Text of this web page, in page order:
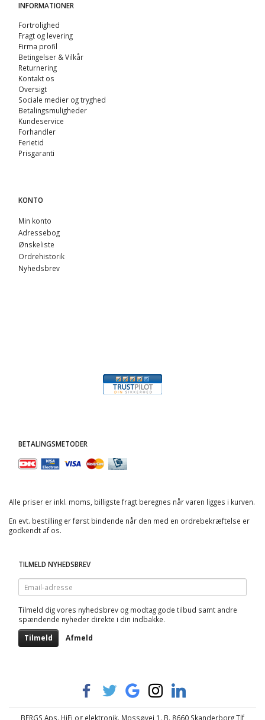
INFORMATIONER
Fortrolighed
Fragt og levering
Firma profil
Betingelser & Vilkår
Returnering
Kontakt os
Oversigt
Sociale medier og tryghed
Betalingsmuligheder
Kundeservice
Forhandler
Ferietid
Prisgaranti
KONTO
Min konto
Adressebog
Ønskeliste
Ordrehistorik
Nyhedsbrev
BETALINGSMETODER
Alle priser er inkl. moms, billigste fragt beregnes når varen ligges i kurven.
En evt. bestilling er først bindende når den med en ordrebekræftelse er
godkendt af os.
TILMELD NYHEDSBREV
Email-
adresse
Tilmeld dig vores nyhedsbrev og modtag gode tilbud samt andre
spændende nyheder direkte i din indbakke.
Tilmeld Afmeld
BERGS Aps. HiFi og elektronik. Mossøvej 1. B. 8660 Skanderborg Tlf